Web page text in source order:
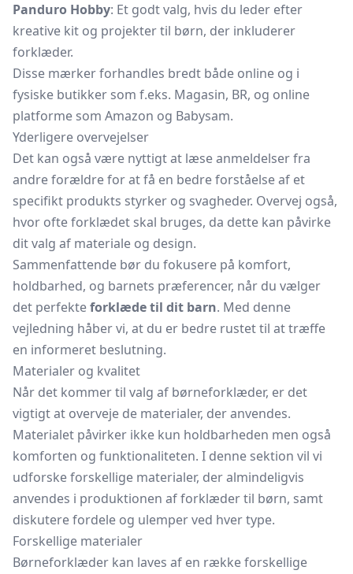
Panduro Hobby: Et godt valg, hvis du leder efter
kreative kit og projekter til børn, der inkluderer
forklæder.
Disse mærker forhandles bredt både online og i
fysiske butikker som f.eks. Magasin, BR, og online
platforme som Amazon og Babysam.
Yderligere overvejelser
Det kan også være nyttigt at læse anmeldelser fra
andre forældre for at få en bedre forståelse af et
specifikt produkts styrker og svagheder. Overvej også,
hvor ofte forklædet skal bruges, da dette kan påvirke
dit valg af materiale og design.
Sammenfattende bør du fokusere på komfort,
holdbarhed, og barnets præferencer, når du vælger
det perfekteforklæde til dit barn. Med denne
vejledning håber vi, at du er bedre rustet til at træffe
en informeret beslutning.
Materialer og kvalitet
Når det kommer til valg af børneforklæder, er det
vigtigt at overveje de materialer, der anvendes.
Materialet påvirker ikke kun holdbarheden men også
komforten og funktionaliteten. I denne sektion vil vi
udforske forskellige materialer, der almindeligvis
anvendes i produktionen afforklædertil børn, samt
diskutere fordele og ulemper ved hver type.
Forskellige materialer
Børneforklæder kan laves af en række forskellige